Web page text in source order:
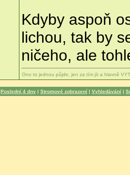
Kdyby aspoň
lichou, tak by
ničeho, ale
Ono to jednou půjde, jen za tím jít a hlavně
Poslední 4 dny | Stromové zobrazení | Vyhledávání |